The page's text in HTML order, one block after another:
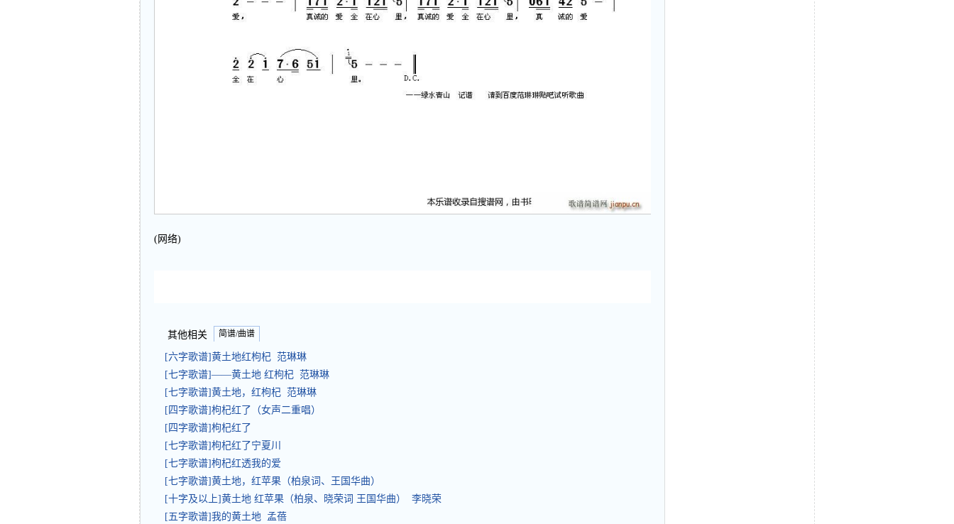
(网络)
其他相关 简谱/曲谱
[六字歌谱]黄土地红枸杞 范琳琳
[七字歌谱]——黄土地 红枸杞 范琳琳
[七字歌谱]黄土地，红枸杞 范琳琳
[四字歌谱]枸杞红了（女声二重唱）
[四字歌谱]枸杞红了
[七字歌谱]枸杞红了宁夏川
[七字歌谱]枸杞红透我的爱
[七字歌谱]黄土地，红苹果（柏泉词、王国华曲）
[十字及以上]黄土地 红苹果（柏泉、晓荣词 王国华曲） 李晓荣
[五字歌谱]我的黄土地 孟蓓